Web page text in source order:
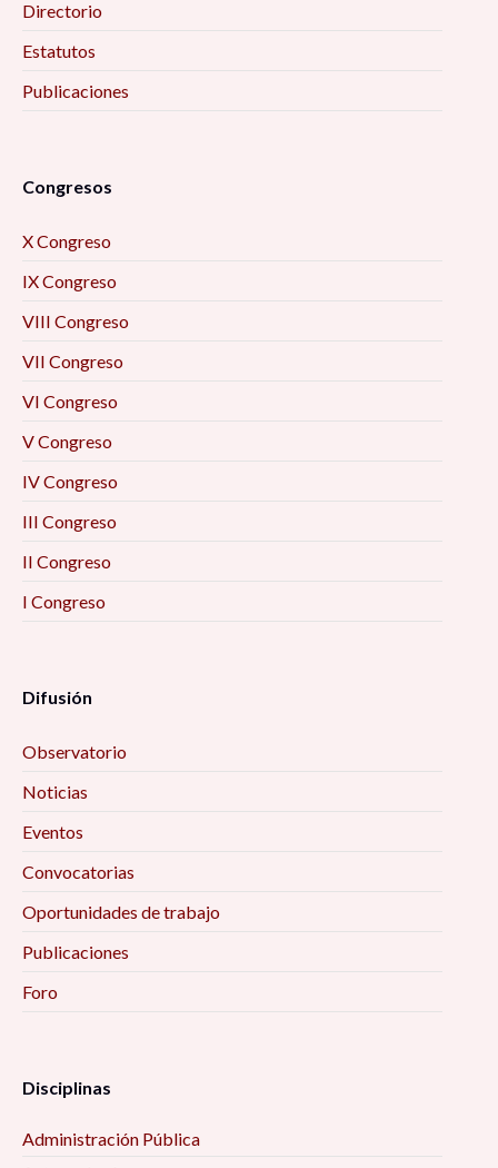
Directorio
Estatutos
Publicaciones
Congresos
X Congreso
IX Congreso
VIII Congreso
VII Congreso
VI Congreso
V Congreso
IV Congreso
III Congreso
II Congreso
I Congreso
Difusión
Observatorio
Noticias
Eventos
Convocatorias
Oportunidades de trabajo
Publicaciones
Foro
Disciplinas
Administración Pública